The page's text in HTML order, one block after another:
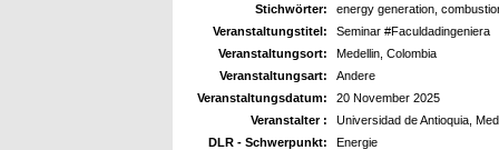
Stichwörter:
energy generation,
Veranstaltungstitel:
Seminar #Faculdadingeniera
Veranstaltungsort:
Medellin, Colombia
Veranstaltungsart:
Andere
Veranstaltungsdatum:
20 November 2025
Veranstalter :
Universidad de Antioquia,
DLR - Schwerpunkt:
Energie